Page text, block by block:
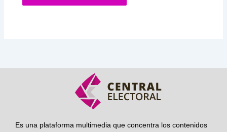
Es una plataforma multimedia que concentra los contenidos